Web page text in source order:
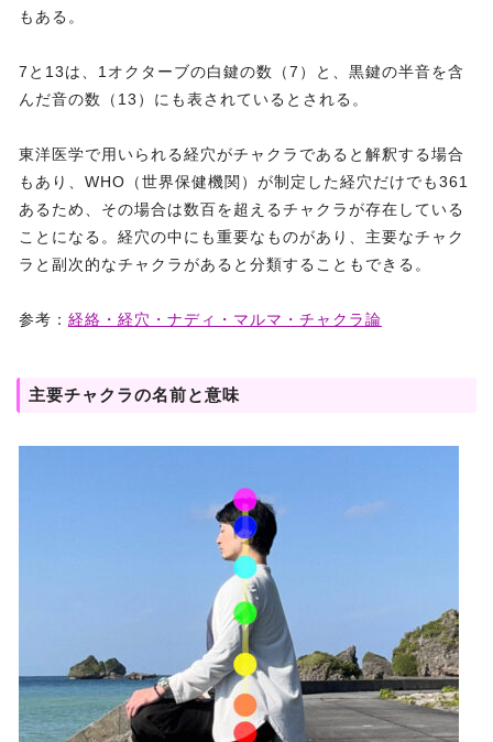
もある。
7と13は、1オクターブの白鍵の数（7）と、黒鍵の半音を含
んだ音の数（13）にも表されているとされる。
東洋医学で用いられる経穴がチャクラであると解釈する場合
もあり、WHO（世界保健機関）が制定した経穴だけでも361
あるため、その場合は数百を超えるチャクラが存在している
ことになる。経穴の中にも重要なものがあり、主要なチャク
ラと副次的なチャクラがあると分類することもできる。
参考： 経絡・経穴・ナディ・マルマ・チャクラ論
主要チャクラの名前と意味